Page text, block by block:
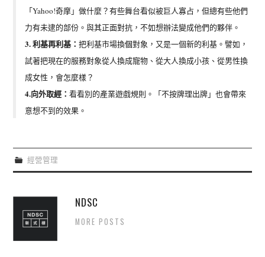
「Yahoo!奇摩」做什麼？有些舞台看似被巨人寡占，但總有些他們
力有未逮的部份。與其正面對抗，不如想辦法變成他們的夥伴。
3. 利基再利基：把利基市場換個對象，又是一個新的利基。譬如，
試著把現在的服務對象從人換成寵物、從大人換成小孩、從男性換
成女性，會怎麼樣？
4.向外取經：看看別的產業遊戲規則。「不按牌理出牌」也會帶來
意想不到的效果。
經營管理
NDSC
MORE POSTS